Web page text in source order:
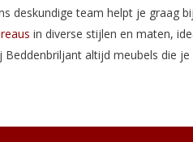
deskundige team helpt je graag
in diverse stijlen en maten,
altijd meubels die